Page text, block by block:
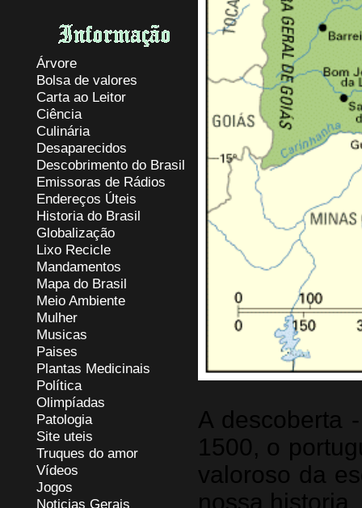
Árvore
Bolsa de valores
Carta ao Leitor
Ciência
Culinária
Desaparecidos
Descobrimento do Brasil
Emissoras de Rádios
Endereços Úteis
Historia do Brasil
Globalização
Lixo Recicle
Mandamentos
Mapa do Brasil
Meio Ambiente
Mulher
Musicas
Paises
Plantas Medicinais
Política
Olimpíadas
Patologia
Site uteis
Truques do amor
Vídeos
Jogos
Noticias Gerais
A descoberta
1500, o
valoroso da
nossa historia.